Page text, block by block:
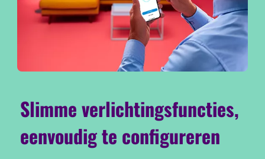
Slimme verlichtingsfuncties,
eenvoudig te configureren